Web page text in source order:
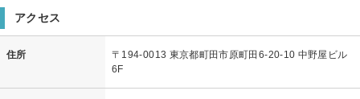
アクセス
住所
〒194-0013 東京都町田市原町田6-20-10 中野屋ビル
6F